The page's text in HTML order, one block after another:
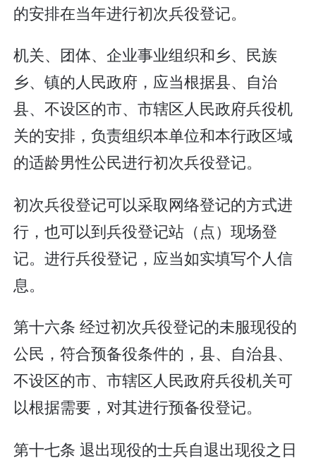
的安排在当年进行初次兵役登记。
机关、团体、企业事业组织和乡、民族
乡、镇的人民政府，应当根据县、自治
县、不设区的市、市辖区人民政府兵役机
关的安排，负责组织本单位和本行政区域
的适龄男性公民进行初次兵役登记。
初次兵役登记可以采取网络登记的方式进
行，也可以到兵役登记站（点）现场登
记。进行兵役登记，应当如实填写个人信
息。
第十六条 经过初次兵役登记的未服现役的
公民，符合预备役条件的，县、自治县、
不设区的市、市辖区人民政府兵役机关可
以根据需要，对其进行预备役登记。
第十七条 退出现役的士兵自退出现役之日